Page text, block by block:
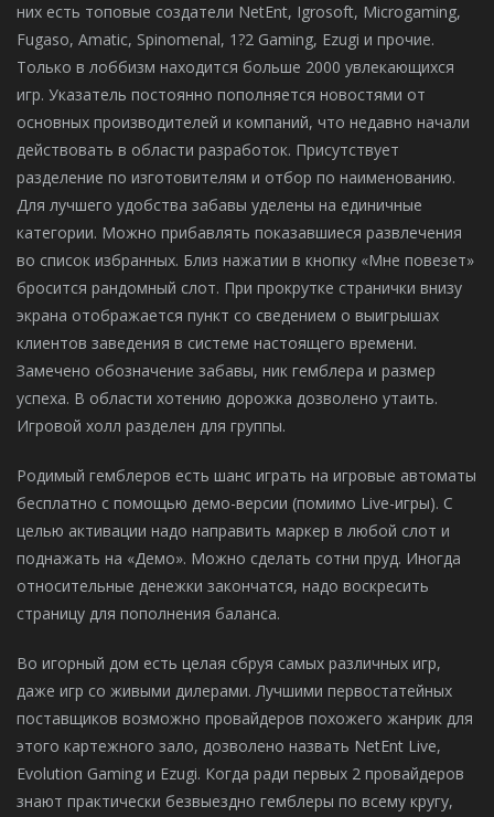
них есть топовые создатели NetEnt, Igrosoft, Microgaming,
Fugaso, Amatic, Spinomenal, 1?2 Gaming, Ezugi и прочие.
Только в лоббизм находится больше 2000 увлекающихся
игр. Указатель постоянно пополняется новостями от
основных производителей и компаний, что недавно начали
действовать в области разработок. Присутствует
разделение по изготовителям и отбор по наименованию.
Для лучшего удобства забавы уделены на единичные
категории. Можно прибавлять показавшиеся развлечения
во список избранных. Близ нажатии в кнопку «Мне повезет»
бросится рандомный слот. При прокрутке странички внизу
экрана отображается пункт со сведением о выигрышах
клиентов заведения в системе настоящего времени.
Замечено обозначение забавы, ник гемблера и размер
успеха. В области хотению дорожка дозволено утаить.
Игровой холл разделен для группы.
Родимый гемблеров есть шанс играть на игровые автоматы
бесплатно с помощью демо-версии (помимо Live-игры). С
целью активации надо направить маркер в любой слот и
поднажать на «Демо». Можно сделать сотни пруд. Иногда
относительные денежки закончатся, надо воскресить
страницу для пополнения баланса.
Во игорный дом есть целая сбруя самых различных игр,
даже игр со живыми дилерами. Лучшими первостатейных
поставщиков возможно провайдеров похожего жанрик для
этого картежного зало, дозволено назвать NetEnt Live,
Evolution Gaming и Ezugi. Когда ради первых 2 провайдеров
знают практически безвыездно гемблеры по всему кругу,